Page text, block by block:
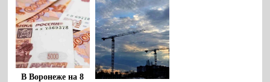
В Воронеже на 8